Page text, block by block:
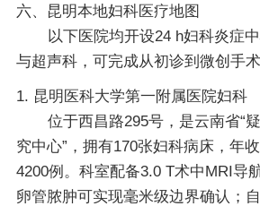
六、昆明本地妇科医疗地图
以下医院均开设24 h妇科炎症
与超声科，可完成从初诊到微创手术
1. 昆明医科大学第一附属医院妇科
位于西昌路295号，是云南省“
究中心”，拥有170张妇科病床，年
4200例。科室配备3.0 T术中MRI导
卵管脓肿可实现毫米级边界确认；